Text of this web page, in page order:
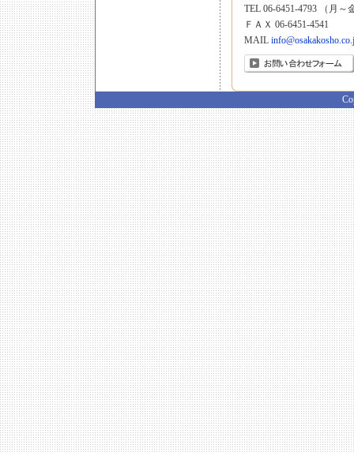
TEL 06-6451-4793 （月～
ＦＡＸ 06-6451-4541
MAIL